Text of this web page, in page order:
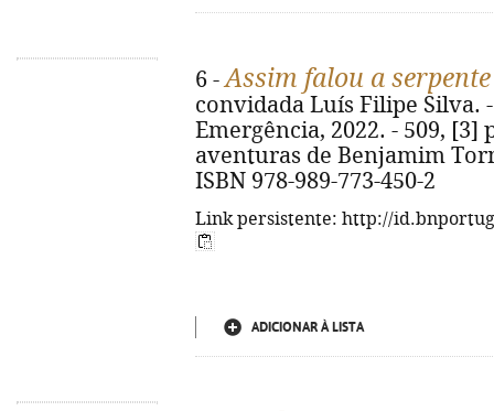
6 -Assim falou a serpente
convidada Luís Filipe Silva.
Emergência, 2022. - 509, [3]
aventuras de Benjamim
ISBN 978-989-773-450-2
Link persistente: http://
ADICIONAR À LISTA